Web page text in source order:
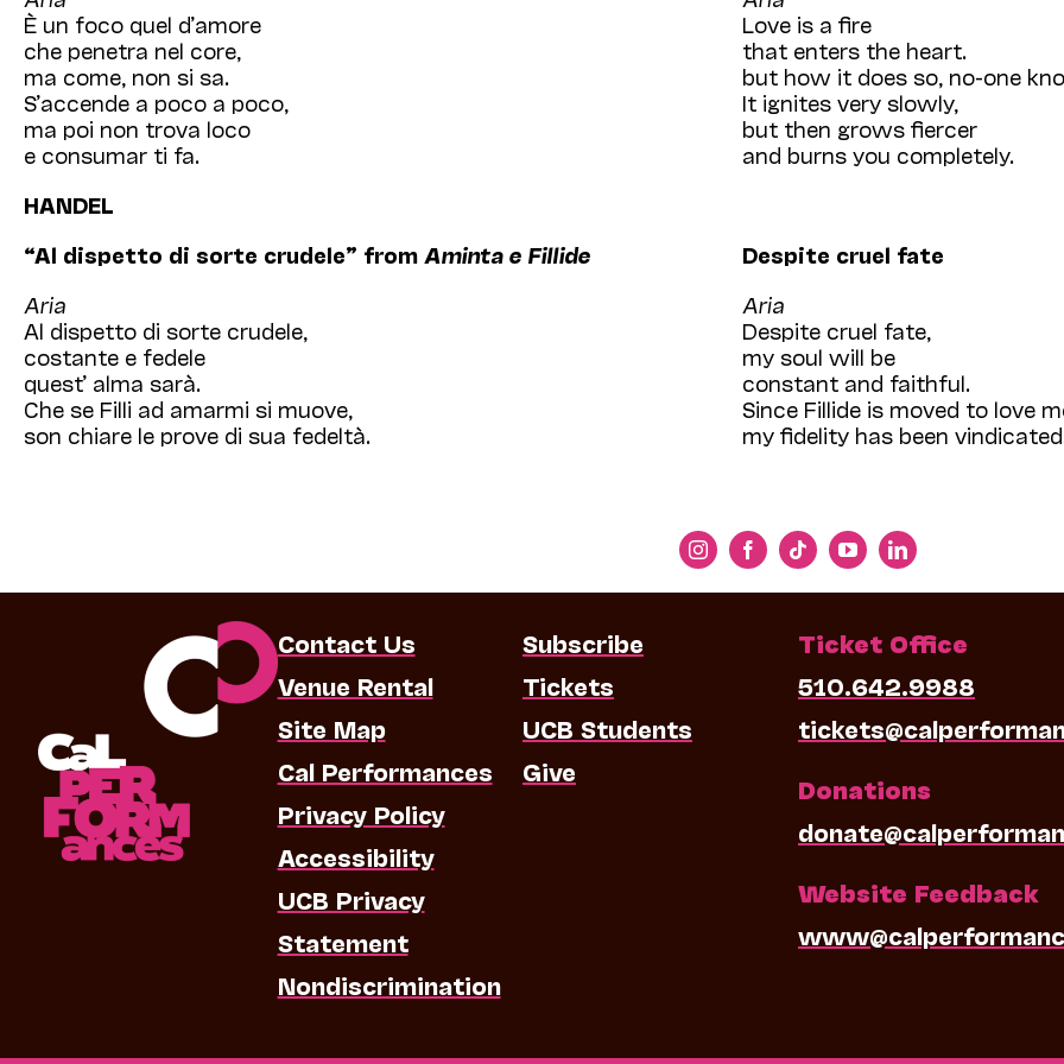
È un foco quel d’amore
che penetra nel core,
ma come, non si sa.
S’accende a poco a poco,
ma poi non trova loco
e consumar ti fa.
Love is a fire
that enters the heart.
but how it does so, no-one
It ignites very slowly,
but then grows fiercer
and burns you completely.
HANDEL
“Al dispetto di sorte crudele” from Aminta e Fillide
Despite cruel fate
Aria
Al dispetto di sorte crudele,
costante e fedele
quest’ alma sarà.
Che se Filli ad amarmi si muove,
son chiare le prove di sua fedeltà.
Aria
Despite cruel fate,
my soul will be
constant and faithful.
Since Fillide is moved to love
my fidelity has been
Contact Us
Venue Rental
Site Map
Cal Performances
Privacy Policy
Accessibility
UCB Privacy
Statement
Nondiscrimination
Subscribe
Tickets
UCB Students
Give
Ticket Office
510.642.9988
Donations
Website Feedback